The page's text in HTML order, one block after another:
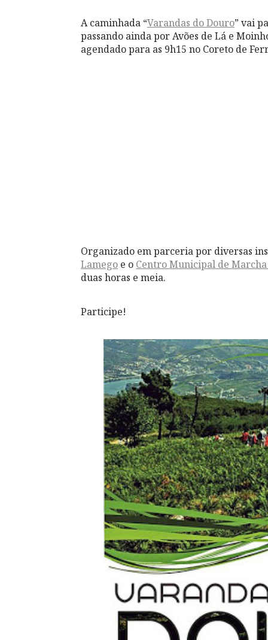
A caminhada “Varandas do Douro” vai
passando ainda por Avões de Lá e
agendado para as 9h15 no Coreto de
Organizado em parceria por diversas
Lamego e o Centro Municipal de
duas horas e meia.
Participe!